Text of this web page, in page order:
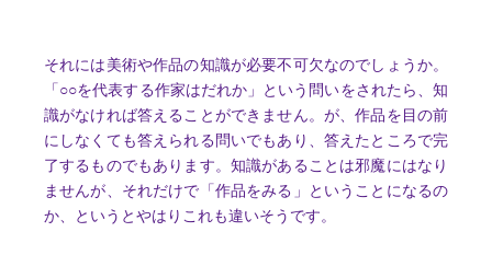
それには美術や作品の知識が必要不可欠なのでしょうか。
「○○を代表する作家はだれか」という問いをされたら、知
識がなければ答えることができません。が、作品を目の前
にしなくても答えられる問いでもあり、答えたところで完
了するものでもあります。知識があることは邪魔にはなり
ませんが、それだけで「作品をみる」ということになるの
か、というとやはりこれも違いそうです。